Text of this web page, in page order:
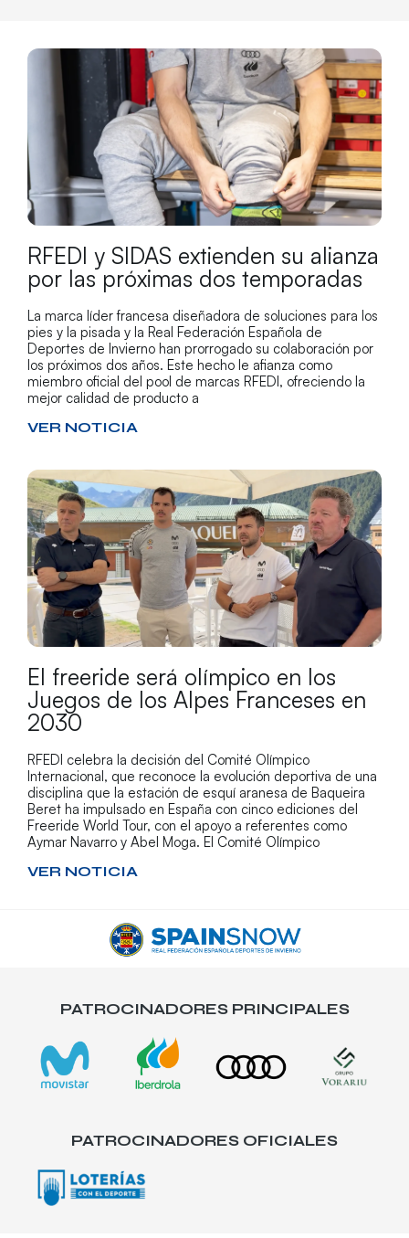
RFEDI y SIDAS extienden su alianza
por las próximas dos temporadas
La marca líder francesa diseñadora de soluciones para los
pies y la pisada y la Real Federación Española de
Deportes de Invierno han prorrogado su colaboración por
los próximos dos años. Este hecho le afianza como
miembro oficial del pool de marcas RFEDI, ofreciendo la
mejor calidad de producto a
VER NOTICIA
El freeride será olímpico en los
Juegos de los Alpes Franceses en
2030
RFEDI celebra la decisión del Comité Olímpico
Internacional, que reconoce la evolución deportiva de una
disciplina que la estación de esquí aranesa de Baqueira
Beret ha impulsado en España con cinco ediciones del
Freeride World Tour, con el apoyo a referentes como
Aymar Navarro y Abel Moga. El Comité Olímpico
VER NOTICIA
PATROCINADORES PRINCIPALES
PATROCINADORES OFICIALES